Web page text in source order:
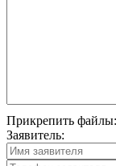
Прикрепить файлы:
Заявитель: